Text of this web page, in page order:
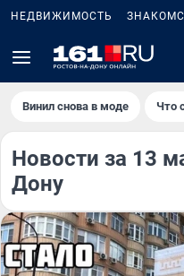
НЕДВИЖИМОСТЬ
Винил снова в моде Что
Новости за 13
Дону